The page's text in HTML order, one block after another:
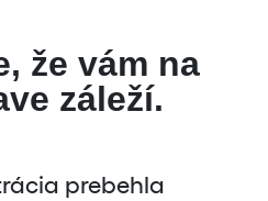
že vám na
záleží.
prebehla